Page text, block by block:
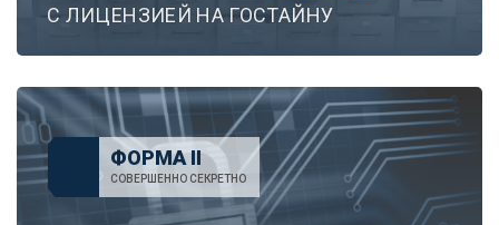
С ЛИЦЕНЗИЕЙ НА ГОСТАЙНУ
ФОРМА II
СОВЕРШЕННО СЕКРЕТНО